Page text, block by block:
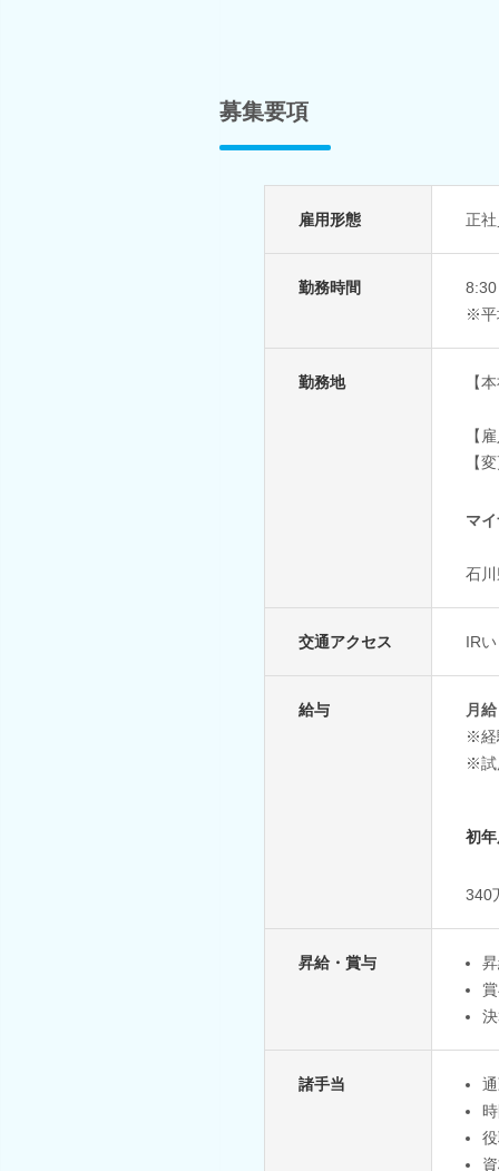
募集要項
雇用形態 正
勤務時間
※平
勤務地 【
【
【
マ
石
交通アクセス IR
給与
月
※経
※試
初
340
昇給・賞与
諸手当